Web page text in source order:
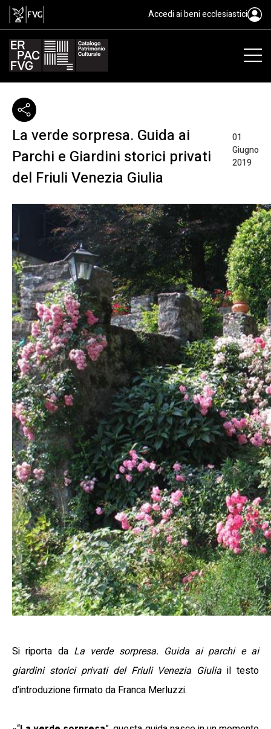
Accedi ai beni ecclesiastici
La verde sorpresa. Guida ai
Parchi e Giardini storici privati
del Friuli Venezia Giulia
01
Giugno
2019
Si riporta da La verde sorpresa. Guida ai parchi e ai
giardini storici privati del Friuli Venezia Giulia il testo
d’introduzione firmato da Franca Merluzzi.